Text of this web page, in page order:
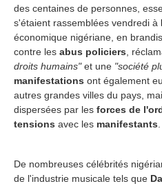
des centaines de personnes,
s'étaient rassemblées vendredi à
économique nigériane, en
contre les abus policiers ,
droits humains"et une "société
manifestations ont également
autres grandes villes du pays,
dispersées par les forces de
tensions avec les manifestants
De nombreuses célébrités
de l'industrie musicale tels que